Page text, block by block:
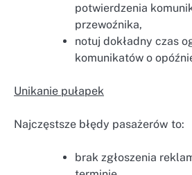
potwierdzenia
przewoźnika,
notuj dokładny czas
komunikatów o
Unikanie pułapek
Najczęstsze błędy pasażerów to:
brak zgłoszenia